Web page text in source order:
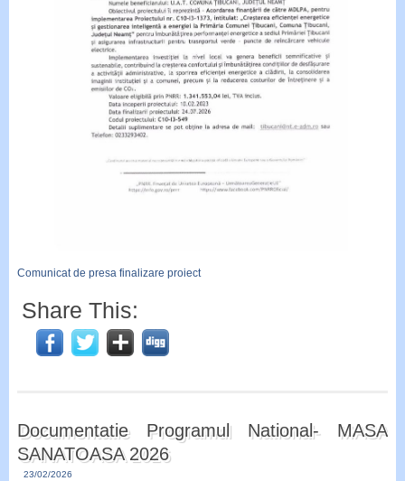
Comunicat de presa finalizare proiect
Share This:
Documentatie Programul National- MASA
SANATOASA 2026
23/02/2026